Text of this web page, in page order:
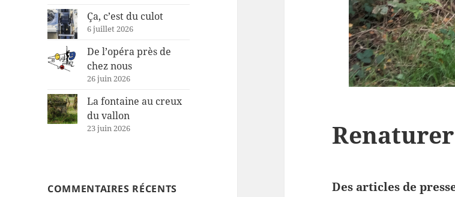
Ça, c’est du culot
6 juillet 2026
De l’opéra près de
chez nous
26 juin 2026
La fontaine au creux
du vallon
23 juin 2026
COMMENTAIRES RÉCENTS
Des articles de